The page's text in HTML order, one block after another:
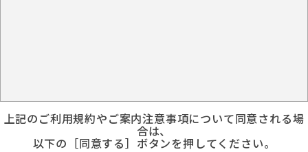
上記のご利用規約やご案内注意事項について同意される場
合は、
以下の［同意する］ボタンを押してください。